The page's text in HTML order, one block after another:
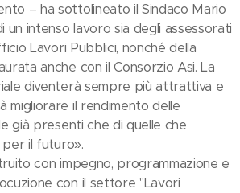
– ha sottolineato il Sindaco Mario
intenso lavoro sia degli assessorati
Lavori Pubblici, nonché della
anche con il Consorzio Asi. La
diventerà sempre più attrattiva e
migliorare il rendimento delle
già presenti che di quelle che
il futuro».
con impegno, programmazione e
con il settore "Lavori